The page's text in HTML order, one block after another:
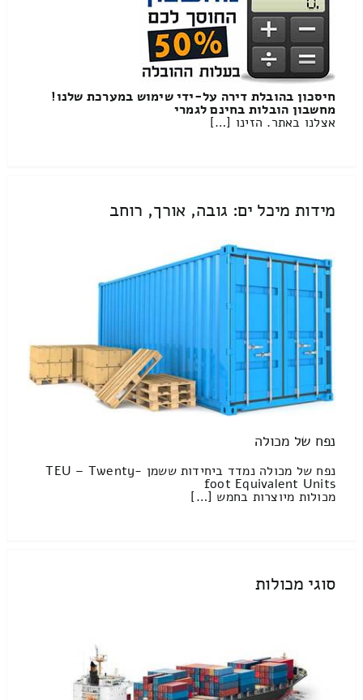
חיסכון בהובלת דירה על-ידי שימוש במערכת שלנו!
מחשבון הובלות בחינם לגמרי
אצלנו באתר. הזינו […]
מידות מיכל ים: גובה, אורך, רוחב
נפח של מכולה
נפח של מכולה נמדד ביחידות ששמן TEU – Twenty-
foot Equivalent Units
מכולות מיוצרות בחמש […]
סוגי מכולות